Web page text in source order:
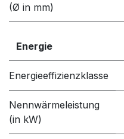
(Ø in mm)
Energie
Energieeffizienzklasse
Nennwärmeleistung
(in kW)